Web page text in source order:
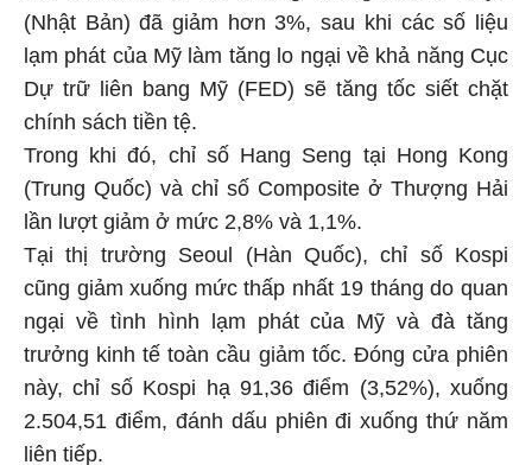
(Nhật Bản) đã giảm hơn 3%, sau khi các số liệu
lạm phát của Mỹ làm tăng lo ngại về khả năng Cục
Dự trữ liên bang Mỹ (FED) sẽ tăng tốc siết chặt
chính sách tiền tệ.
Trong khi đó, chỉ số Hang Seng tại Hong Kong
(Trung Quốc) và chỉ số Composite ở Thượng Hải
lần lượt giảm ở mức 2,8% và 1,1%.
Tại thị trường Seoul (Hàn Quốc), chỉ số Kospi
cũng giảm xuống mức thấp nhất 19 tháng do quan
ngại về tình hình lạm phát của Mỹ và đà tăng
trưởng kinh tế toàn cầu giảm tốc. Đóng cửa phiên
này, chỉ số Kospi hạ 91,36 điểm (3,52%), xuống
2.504,51 điểm, đánh dấu phiên đi xuống thứ năm
liên tiếp.